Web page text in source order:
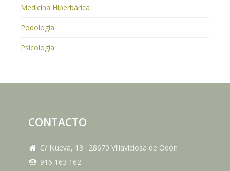
Medicina Hiperbárica
Podología
Psicología
CONTACTO
C/ Nueva, 13 · 28670 Villaviciosa de Odón
916 163 162